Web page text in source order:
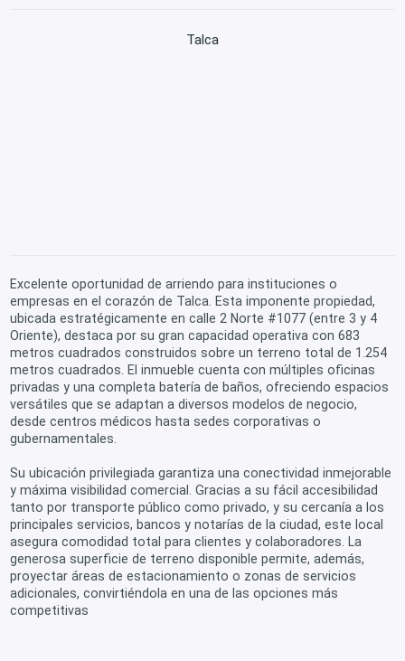
Talca
Excelente oportunidad de arriendo para instituciones o
empresas en el corazón de Talca. Esta imponente propiedad,
ubicada estratégicamente en calle 2 Norte #1077 (entre 3 y 4
Oriente), destaca por su gran capacidad operativa con 683
metros cuadrados construidos sobre un terreno total de 1.254
metros cuadrados. El inmueble cuenta con múltiples oficinas
privadas y una completa batería de baños, ofreciendo espacios
versátiles que se adaptan a diversos modelos de negocio,
desde centros médicos hasta sedes corporativas o
gubernamentales.
Su ubicación privilegiada garantiza una conectividad inmejorable
y máxima visibilidad comercial. Gracias a su fácil accesibilidad
tanto por transporte público como privado, y su cercanía a los
principales servicios, bancos y notarías de la ciudad, este local
asegura comodidad total para clientes y colaboradores. La
generosa superficie de terreno disponible permite, además,
proyectar áreas de estacionamiento o zonas de servicios
adicionales, convirtiéndola en una de las opciones más
competitivas